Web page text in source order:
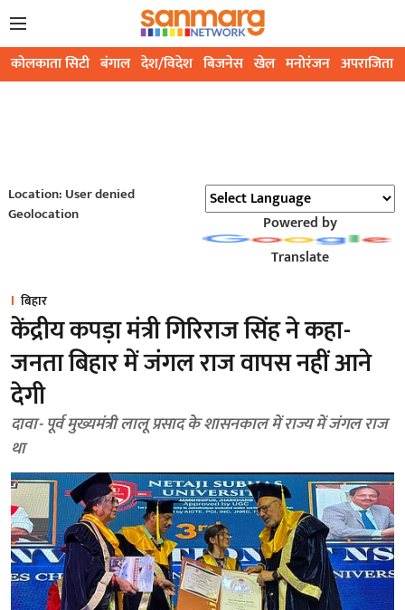
कोलकाता सिटी बंगाल देश/विदेश बिजनेस खेल मनोरंजन अपराजिता
Location: User denied
Geolocation
Powered by
Translate
बिहार
केंद्रीय कपड़ा मंत्री गिरिराज सिंह ने कहा-
जनता बिहार में जंगल राज वापस नहीं आने
देगी
दावा- पूर्व मुख्यमंत्री लालू प्रसाद के शासनकाल में राज्य में जंगल राज
था